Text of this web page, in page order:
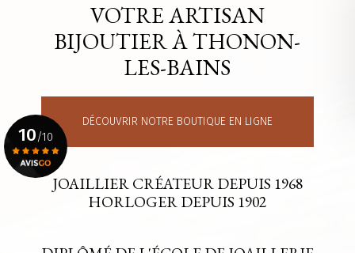
VOTRE ARTISAN
BIJOUTIER À THONON-
LES-BAINS
DÉCOUVRIR NOTRE BOUTIQUE EN LIGNE
JOAILLIER CRÉATEUR DEPUIS 1968
HORLOGER DEPUIS 1902
10/10
Voir le certificat